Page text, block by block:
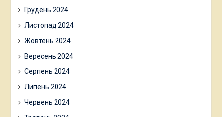
Грудень 2024
Листопад 2024
Жовтень 2024
Вересень 2024
Серпень 2024
Липень 2024
Червень 2024